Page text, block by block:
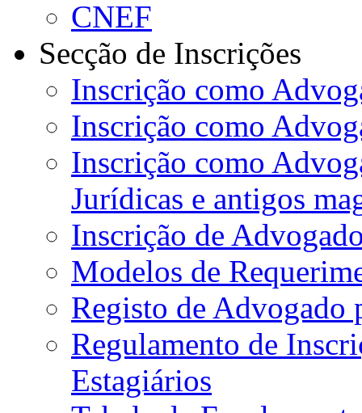
CNEF
Secção de Inscrições
Inscrição como
Inscrição como
Inscrição como
Jurídicas e antigos
Inscrição de
Modelos de
Registo de Advogado
Regulamento de
Estagiários